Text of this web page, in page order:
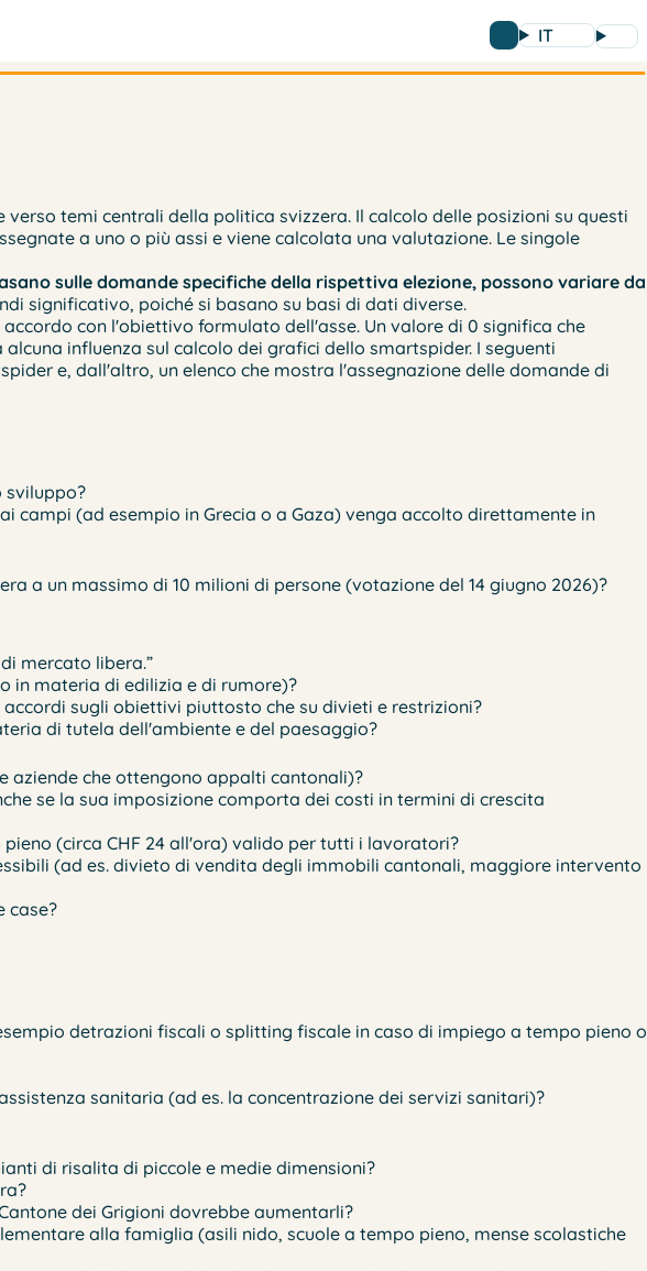
IT
temi centrali della politica svizzera. Il calcolo delle posizioni su questi
a uno o più assi e viene calcolata una valutazione. Le singole
sulle domande specifiche della rispettiva elezione, possono variare da
significativo, poiché si basano su basi di dati diverse.
con l'obiettivo formulato dell'asse. Un valore di 0 significa che
influenza sul calcolo dei grafici dello smartspider. I seguenti
e, dall'altro, un elenco che mostra l'assegnazione delle domande di
sviluppo?
campi (ad esempio in Grecia o a Gaza) venga accolto direttamente in
a un massimo di 10 milioni di persone (votazione del 14 giugno 2026)?
mercato libera.”
in materia di edilizia e di rumore)?
sugli obiettivi piuttosto che su divieti e restrizioni?
di tutela dell'ambiente e del paesaggio?
aziende che ottengono appalti cantonali)?
se la sua imposizione comporta dei costi in termini di crescita
(circa CHF 24 all'ora) valido per tutti i lavoratori?
(ad es. divieto di vendita degli immobili cantonali, maggiore intervento
case?
detrazioni fiscali o splitting fiscale in caso di impiego a tempo pieno o
sanitaria (ad es. la concentrazione dei servizi sanitari)?
di risalita di piccole e medie dimensioni?
dei Grigioni dovrebbe aumentarli?
alla famiglia (asili nido, scuole a tempo pieno, mense scolastiche